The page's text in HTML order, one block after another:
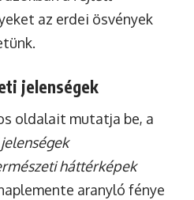
az erdei ösvények
jelenségek
oldalait mutatja be, a
háttérképek
aranyló fénye